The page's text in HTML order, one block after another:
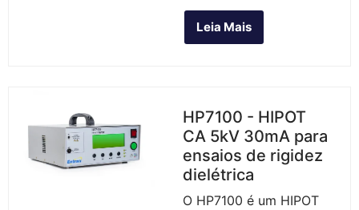
Leia Mais
HP7100 - HIPOT
CA 5kV 30mA para
ensaios de rigidez
dielétrica
O HP7100 é um HIPOT